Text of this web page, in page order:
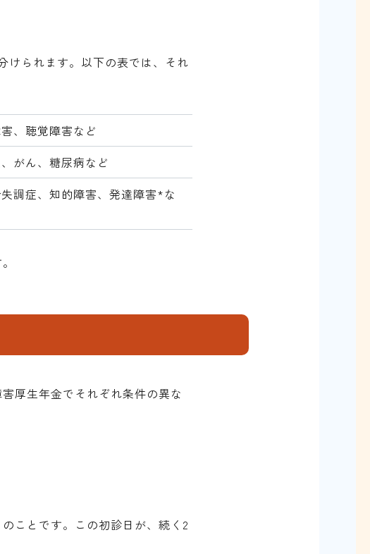
けられます。以下の表では、それ
、聴覚障害など
がん、糖尿病など
調症、知的障害、発達障害*な
厚生年金でそれぞれ条件の異な
ことです。この初診日が、続く2